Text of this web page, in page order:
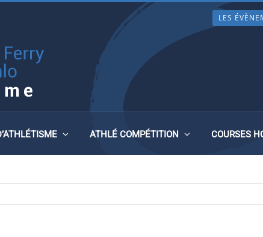
LES
ATHLÉ COMPÉTITION COURSES
2017